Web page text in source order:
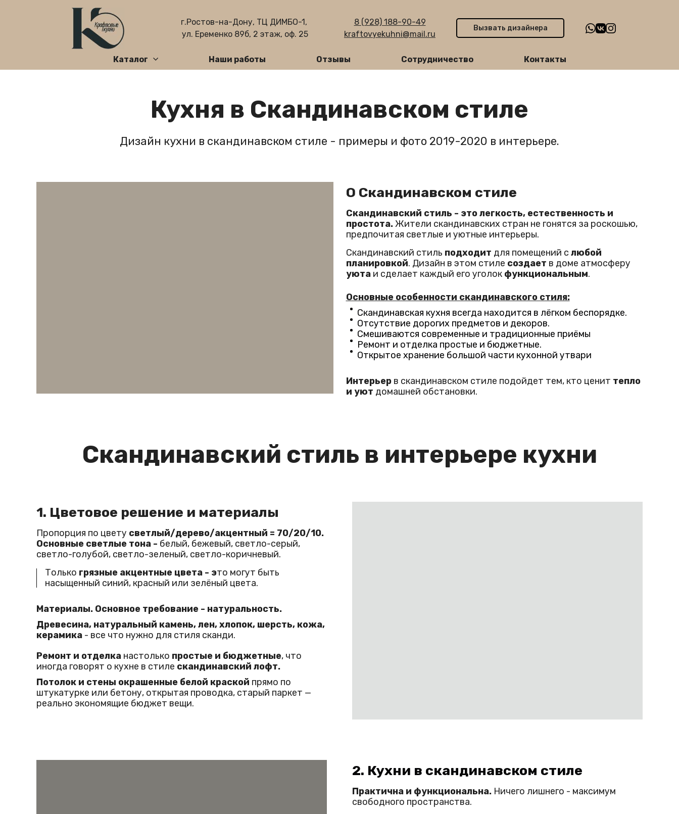
г.Ростов-на-Дону, ТЦ ДИМБО-1,
ул. Еременко 89б, 2 этаж, оф. 25
8 (928) 188-90-49
kraftovyekuhni@mail.ru
Вызвать дизайнера
Каталог Наши работы Отзывы Сотрудничество Контакты
Кухня в Скандинавском стиле
Дизайн кухни в скандинавском стиле - примеры и фото 2019-2020 в интерьере.
О Скандинавском стиле
Скандинавский стиль - это легкость, естественность и
простота.Жители скандинавских стран не гонятся за роскошью,
предпочитая светлые и уютные интерьеры.
Скандинавский стиль подходит для помещений с любой
планировкой. Дизайн в этом стиле создает в доме атмосферу
уюта и сделает каждый его уголок функциональным.
Основные особенности скандинавского стиля:
Скандинавская кухня всегда находится в лёгком беспорядке.
Отсутствие дорогих предметов и декоров.
Смешиваются современные и традиционные приёмы
Ремонт и отделка простые и бюджетные.
Открытое хранение большой части кухонной утвари
Интерьер в скандинавском стиле подойдет тем, кто ценит тепло
и уют домашней обстановки.
Скандинавский стиль в интерьере кухни
1. Цветовое решение и материалы
Пропорция по цвету светлый/дерево/акцентный = 70/20/10.
Основные светлые тона - белый, бежевый, светло-серый,
светло-голубой, светло-зеленый, светло-коричневый.
Только грязные акцентные цвета - это могут быть
насыщенный синий, красный или зелёный цвета.
Материалы. Основное требование - натуральность.
Древесина, натуральный камень, лен, хлопок, шерсть, кожа,
керамика - все что нужно для стиля сканди.
Ремонт и отделка настолько простые и бюджетные, что
иногда говорят о кухне в стиле скандинавский лофт.
Потолок и стены окрашенные белой краской прямо по
штукатурке или бетону, открытая проводка, старый паркет —
реально экономящие бюджет вещи.
2. Кухни в скандинавском стиле
Практична и функциональна. Ничего лишнего - максимум
свободного пространства.